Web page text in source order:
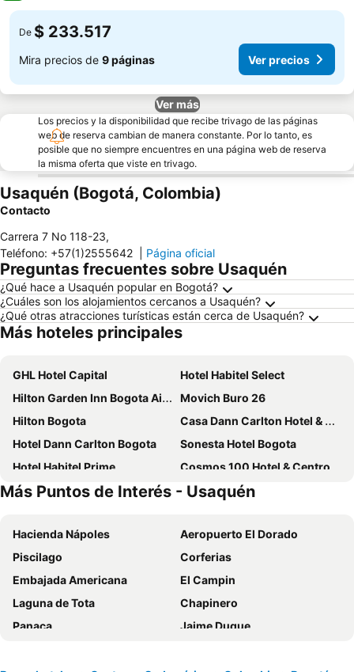
De $ 233.517
Mira precios de 9 páginas Ver precios
Ver más
Los precios y la disponibilidad que recibe trivago de las páginas
web de reserva cambian de manera constante. Por lo tanto, es
posible que no siempre encuentres en una página web de reserva
la misma oferta que viste en trivago.
Usaquén (Bogotá, Colombia)
Contacto
Carrera 7 No 118-23,
Teléfono: +57(1)2555642 Página oficial
Preguntas frecuentes sobre Usaquén
¿Qué hace a Usaquén popular en Bogotá?
¿Cuáles son los alojamientos cercanos a Usaquén?
¿Qué otras atracciones turísticas están cerca de Usaquén?
Más hoteles principales
GHL Hotel Capital
Hotel Habitel Select
Hilton Garden Inn Bogota Airport
Movich Buro 26
Hilton Bogota
Casa Dann Carlton Hotel & Spa
Hotel Dann Carlton Bogota
Sonesta Hotel Bogota
Hotel Habitel Prime
Cosmos 100 Hotel & Centro de Convenciones - Hoteles Cosmos
Exe Bacata 95
Hotel Estelar Suites Jones
Hotel Estelar La Fontana
City Express Junior by Marriott Bogota Aeropuerto
Hotel Joy Cll 85
Lancaster House
Estelar Calle 100
NH Collection Bogotá Teleport Royal
Bogotá 100 Design Hotel By Sarasti
NH Collection Bogotá WTC Royal
Holiday Inn Express & Suites Bogota Dc By Ihg
Pop Art Hotel Tocancipá y Centro de Convenciones
Más Puntos de Interés - Usaquén
Hacienda Nápoles
Aeropuerto El Dorado
Piscilago
Corferias
Embajada Americana
El Campin
Laguna de Tota
Chapinero
Panaca
Jaime Duque